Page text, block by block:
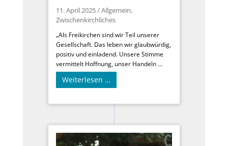
11. April 2025/Allgemein,
Zwischenkirchliches
„Als Freikirchen sind wir Teil unserer
Gesellschaft. Das leben wir glaubwürdig,
positiv und einladend. Unsere Stimme
vermittelt Hoffnung, unser Handeln ...
Weiterlesen …